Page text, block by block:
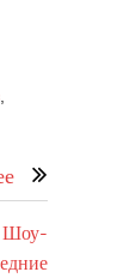
,
Шоу-